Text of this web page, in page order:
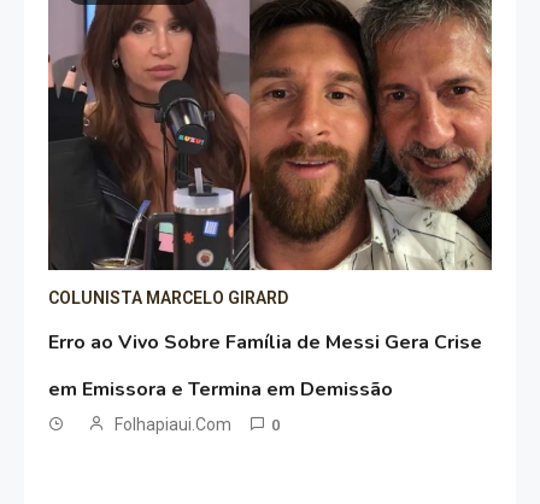
COLUNISTA MARCELO GIRARD
Erro ao Vivo Sobre Família de Messi Gera Crise
em Emissora e Termina em Demissão
Folhapiaui.com 0